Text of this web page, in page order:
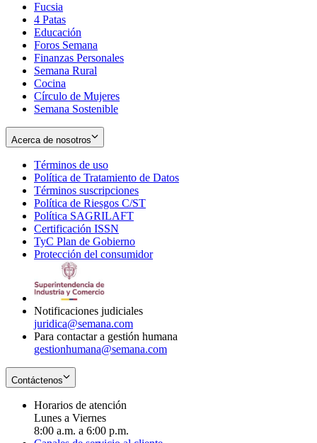
in
new
window
Fucsia
in
new
window
4 Patas
Educación
Foros Semana
Finanzas Personales
Semana Rural
Cocina
Círculo de Mujeres
Semana Sostenible
Acerca de nosotros
Términos de uso
in
new
window
Política de Tratamiento de Datos
Términos suscripciones
in
Política de Riesgos C/ST
Política SAGRILAFT
new
window
Certificación ISSN
in
new
TyC Plan de Gobierno
in
Protección del consumidorOpens
Notificaciones judiciales
juridica@semana.com
Para contactar a gestión humana
gestionhumana@semana.com
Contáctenos
Horarios de atención
Lunes a Viernes
8:00 a.m. a 6:00 p.m.